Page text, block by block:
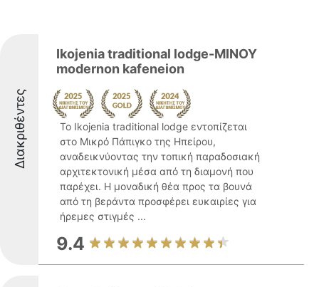
Διακριθέντες
Ikojenia traditional lodge-MINOY
modernon kafeneion
Το Ikojenia traditional lodge εντοπίζεται
στο Μικρό Πάπιγκο της Ηπείρου,
αναδεικνύοντας την τοπική παραδοσιακή
αρχιτεκτονική μέσα από τη διαμονή που
παρέχει. Η μοναδική θέα προς τα βουνά
από τη βεράντα προσφέρει ευκαιρίες για
ήρεμες στιγμές ...
9.4